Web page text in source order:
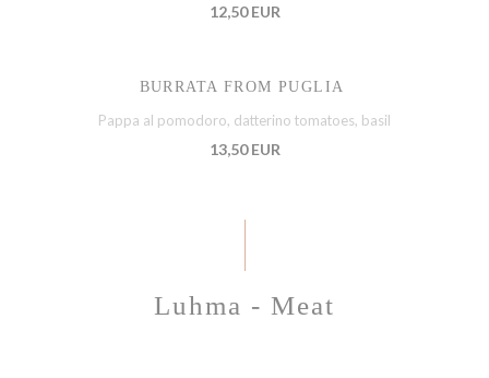
12,50 EUR
BURRATA FROM PUGLIA
Pappa al pomodoro, datterino tomatoes, basil
13,50 EUR
Luhma - Meat